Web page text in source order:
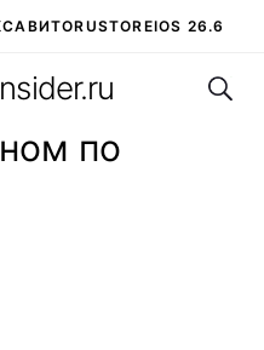
АВИТОRUSTOREIOS 26.6
ЧАТ В ROBLOX
по